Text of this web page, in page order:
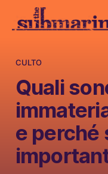
CULTO
Quali
e perché